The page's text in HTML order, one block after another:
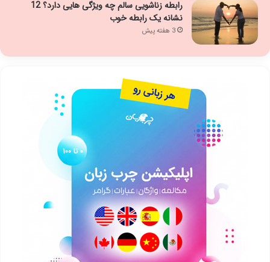
رابطه زناشویی سالم چه ویژگی هایی دارد؟ 12
نشانه یک رابطه خوب
3 هفته پیش